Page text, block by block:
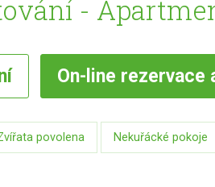
-
On-line rezervace
povolena Nekuřácké pokoje